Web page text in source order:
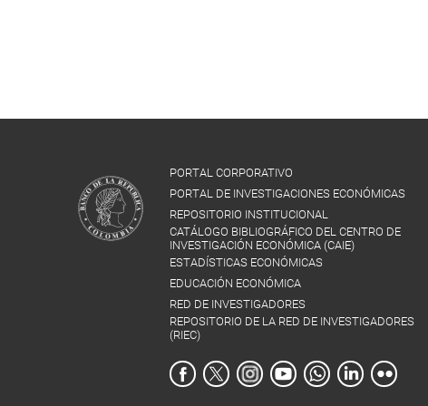
PORTAL CORPORATIVO
PORTAL DE INVESTIGACIONES ECONÓMICAS
REPOSITORIO INSTITUCIONAL
CATÁLOGO BIBLIOGRÁFICO DEL CENTRO DE
INVESTIGACIÓN ECONÓMICA (CAIE)
ESTADÍSTICAS ECONÓMICAS
EDUCACIÓN ECONÓMICA
RED DE INVESTIGADORES
REPOSITORIO DE LA RED DE INVESTIGADORES
(RIEC)